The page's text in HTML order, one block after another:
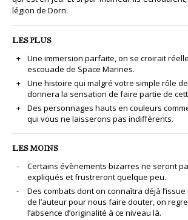
légion de Dorn.
LES PLUS
Une immersion parfaite, on se croirait
escouade de Space Marines.
Une histoire qui malgré votre simple rôle
donnera la sensation de faire partie de
Des personnages hauts en couleurs
qui vous ne laisserons pas indifférents.
LES MOINS
Certains évènements bizarres ne seront
expliqués et frustreront quelque peu.
Des combats dont on connaîtra déjà
de l’auteur pour nous faire douter, on
l’absence d’originalité à ce niveau là.